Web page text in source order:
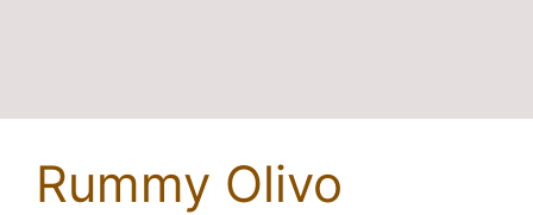
Rummy Olivo